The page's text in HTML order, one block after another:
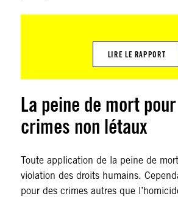
LIRE LE RAPPORT
La peine de mort
crimes non létaux
Toute application de la peine de
violation des droits humains.
pour des crimes autres que